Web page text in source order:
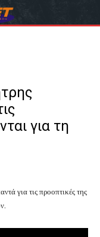
για τη
για τις προοπτικές της